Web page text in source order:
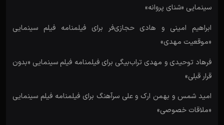
سینمایی «شنای پروانه»
ابراهیم امینی و هادی حجازی‌فر برای فیلمنامه فیلم سینمایی
«موقعیت مهدی»
فرهاد توحیدی و مهدی تراب‌بیگی برای فیلمنامه فیلم سینمایی «بدون
قرار قبلی»
امید شمس و بهمن ارک و علی سرآهنگ برای فیلمنامه فیلم سینمایی
«ملاقات خصوصی»